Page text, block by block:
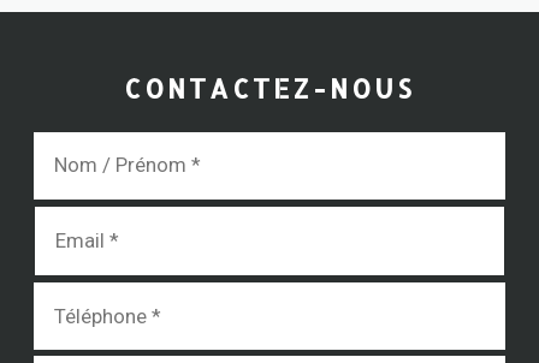
CONTACTEZ-NOUS